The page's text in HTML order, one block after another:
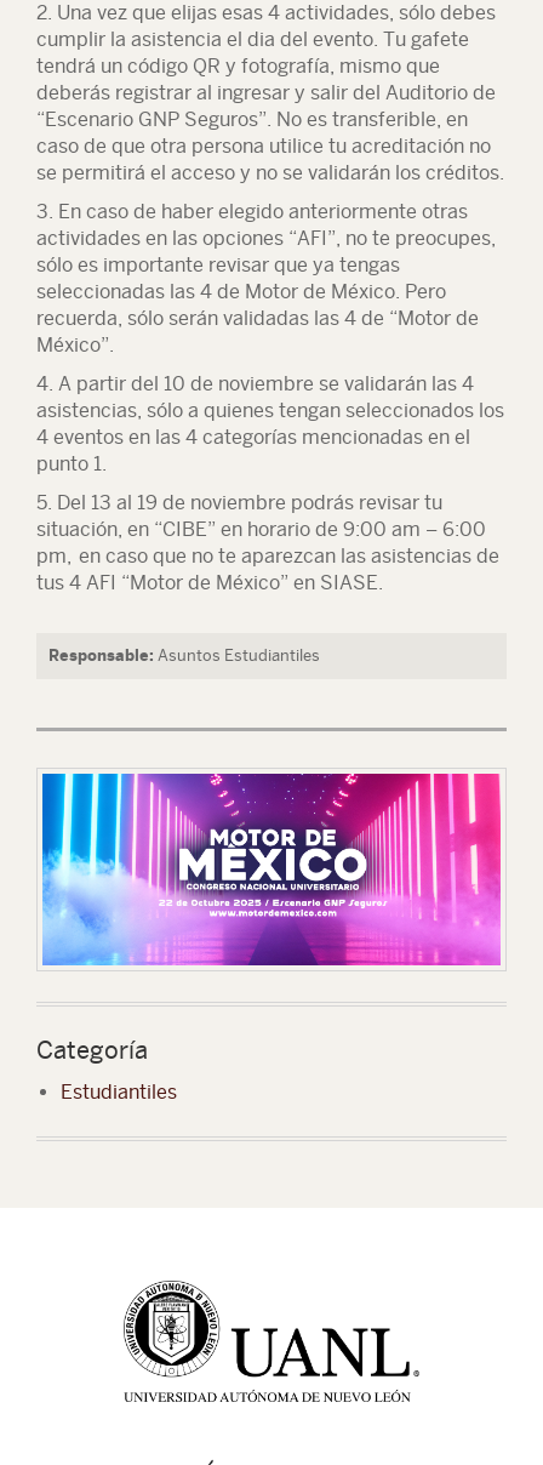
2. Una vez que elijas esas 4 actividades, sólo debes
cumplir la asistencia el dia del evento. Tu gafete
tendrá un código QR y fotografía, mismo que
deberás registrar al ingresar y salir del Auditorio de
“Escenario GNP Seguros”. No es transferible, en
caso de que otra persona utilice tu acreditación no
se permitirá el acceso y no se validarán los créditos.
3. En caso de haber elegido anteriormente otras
actividades en las opciones “AFI”, no te preocupes,
sólo es importante revisar que ya tengas
seleccionadas las 4 de Motor de México. Pero
recuerda, sólo serán validadas las 4 de “Motor de
México”.
4. A partir del 10 de noviembre se validarán las 4
asistencias, sólo a quienes tengan seleccionados los
4 eventos en las 4 categorías mencionadas en el
punto 1.
5. Del 13 al 19 de noviembre podrás revisar tu
situación, en “CIBE” en horario de 9:00 am – 6:00
pm, en caso que no te aparezcan las asistencias de
tus 4 AFI “Motor de México” en SIASE.
Responsable: Asuntos Estudiantiles
Categoría
Estudiantiles